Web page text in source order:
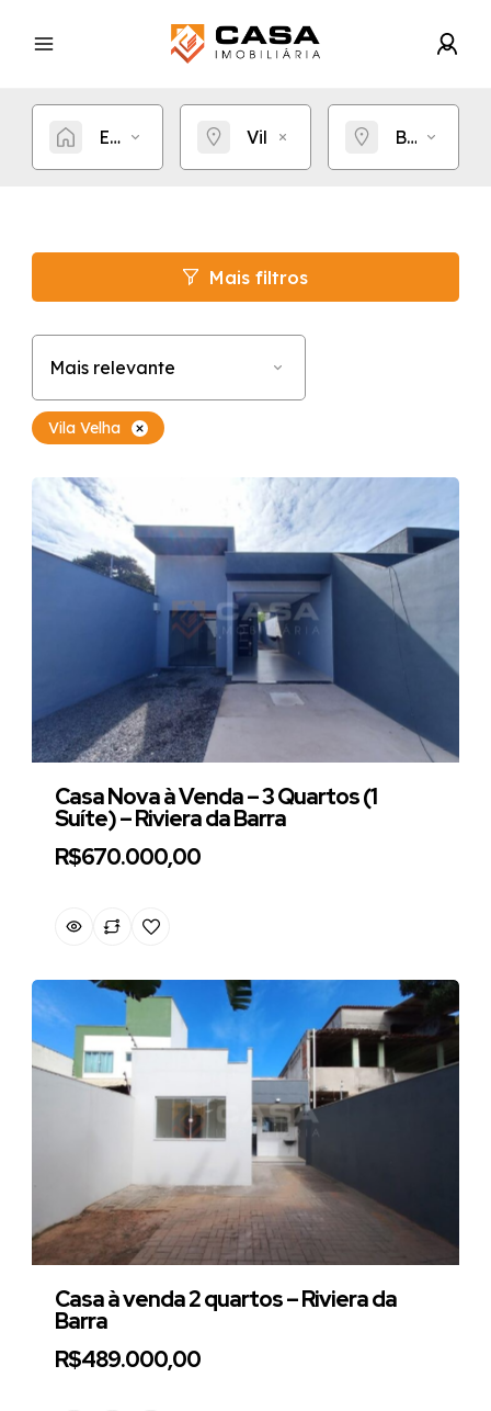
Estou procurando por... Vila Velha Bairro
Mais filtros
Mais relevante
Vila Velha
Casa Nova à Venda – 3 Quartos (1
Suíte) – Riviera da Barra
R$670.000,00
Casa à venda 2 quartos – Riviera da
Barra
R$489.000,00